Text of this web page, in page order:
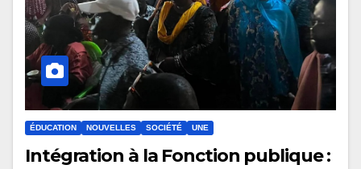
ÉDUCATION NOUVELLES SOCIÉTÉ UNE
Intégration à la Fonction publique :